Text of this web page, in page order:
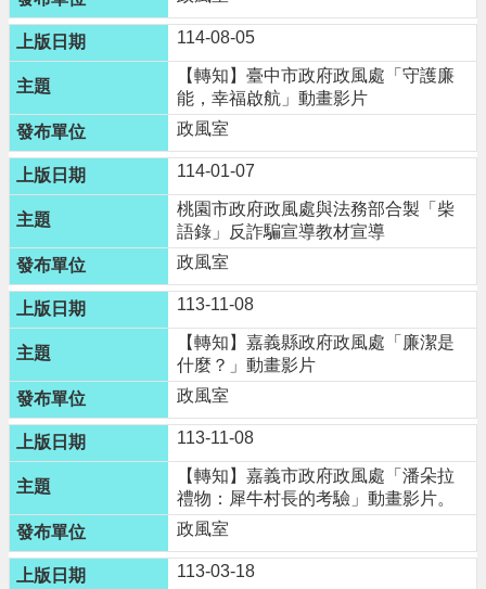
網
站
導
覽
市
政
信
箱
見
問
題
桃
市
政
府
E
g
l
i
s
114-08-05
【轉知】臺中市政府政風處「守護廉
能，幸福啟航」動畫影片
政風室
114-01-07
桃園市政府政風處與法務部合製「柴
語錄」反詐騙宣導教材宣導
政風室
113-11-08
【轉知】嘉義縣政府政風處「廉潔是
什麼？」動畫影片
政風室
113-11-08
【轉知】嘉義市政府政風處「潘朵拉
禮物：犀牛村長的考驗」動畫影片。
政風室
113-03-18